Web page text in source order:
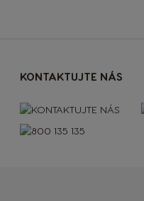
KONTAKTUJTE NÁS